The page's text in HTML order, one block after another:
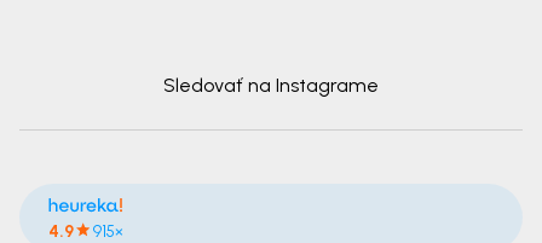
Sledovať na Instagrame
4.9 915×